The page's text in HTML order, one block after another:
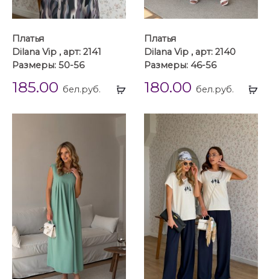
Выбрать
Платья
Dilana Vip , арт: 2141
Размеры: 50-56
185.00 бел.руб.
Платья
Dilana Vip , арт: 2140
Размеры: 46-56
180.00 бел.руб.